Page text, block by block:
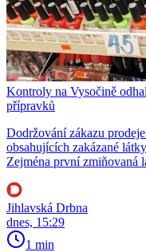
Kontroly na Vysočině
přípravků
Dodržování zákazu
obsahujících zakázané
Zejména první zmiňovaná
Jihlavská Drbna
dnes, 15:29
1 min